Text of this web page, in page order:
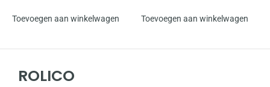
Toevoegen aan winkelwagen Toevoegen aan winkelwagen
ROLICO